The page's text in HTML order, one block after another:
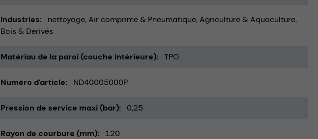
Industries nettoyage Air comprimé & Pneumatique Agriculture & Aquaculture
Bois & Dérivés
Matériau de la paroi (couche intérieure) TPO
Numéro d'article ND40005000P
Pression de service maxi (bar) 0,25
Rayon de courbure (mm) 120